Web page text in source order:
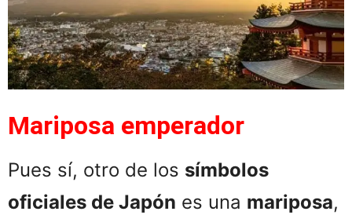
Mariposa emperador
Pues sí, otro de los símbolos
oficiales de Japón es una mariposa,